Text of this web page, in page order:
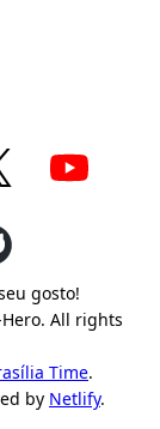
gosto!
All rights
Time.
by Netlify.